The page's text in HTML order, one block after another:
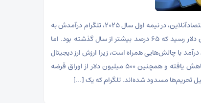
به گزارش اقتصادآنلاین، در نیمه اول سال ۲۰۲۵، تلگرام درآمدش به
۸۷۰ میلیون دلار رسید که ۶۵ درصد بیشتر از سال گذشته بود. اما
با چالش‌هایی همراه است، زیرا ارزش ارز دیجیتال
تون ‌کوین کاهش یافته و همچنین ۵۰۰ میلیون دلار از اوراق قرضه
تحریم‌ها مسدود شده‌اند. تلگرام که یک […]